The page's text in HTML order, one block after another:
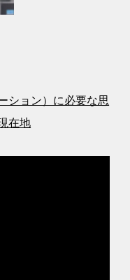
ション）に必要な思
在地